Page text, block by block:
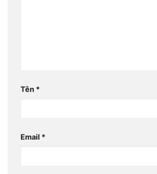
Tên *
Email *